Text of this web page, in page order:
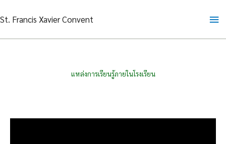
to
St. Francis Xavier Convent
แหล่งการเรียนรู้ภายในโรงเรียน